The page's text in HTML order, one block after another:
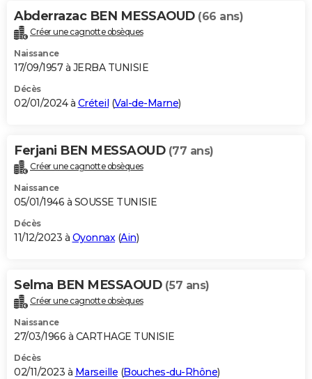
Abderrazac BEN MESSAOUD (66 ans)
Créer une cagnotte obsèques
Naissance
17/09/1957 à JERBA TUNISIE
Décès
02/01/2024 à Créteil (Val-de-Marne)
Ferjani BEN MESSAOUD (77 ans)
Créer une cagnotte obsèques
Naissance
05/01/1946 à SOUSSE TUNISIE
Décès
11/12/2023 à Oyonnax(Ain)
Selma BEN MESSAOUD (57 ans)
Créer une cagnotte obsèques
Naissance
27/03/1966 à CARTHAGE TUNISIE
Décès
02/11/2023 à Marseille (Bouches-du-Rhône)